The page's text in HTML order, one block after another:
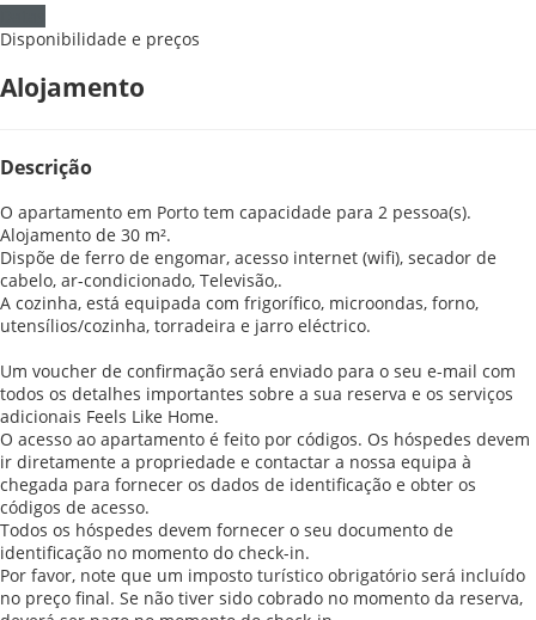
Disponibilidade e preços
Alojamento
Descrição
O apartamento em Porto tem capacidade para 2 pessoa(s).
Alojamento de 30 m².
Dispõe de ferro de engomar, acesso internet (wifi), secador de
cabelo, ar-condicionado, Televisão,.
A cozinha, está equipada com frigorífico, microondas, forno,
utensílios/cozinha, torradeira e jarro eléctrico.
Um voucher de confirmação será enviado para o seu e-mail com
todos os detalhes importantes sobre a sua reserva e os serviços
adicionais Feels Like Home.
O acesso ao apartamento é feito por códigos. Os hóspedes devem
ir diretamente a propriedade e contactar a nossa equipa à
chegada para fornecer os dados de identificação e obter os
códigos de acesso.
Todos os hóspedes devem fornecer o seu documento de
identificação no momento do check-in.
Por favor, note que um imposto turístico obrigatório será incluído
no preço final. Se não tiver sido cobrado no momento da reserva,